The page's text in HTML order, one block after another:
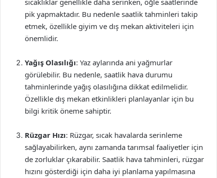
sıcaklıklar genellikle daha serinken, öğle saatlerinde
pik yapmaktadır. Bu nedenle saatlik tahminleri takip
etmek, özellikle giyim ve dış mekan aktiviteleri için
önemlidir.
Yağış Olasılığı: Yaz aylarında ani yağmurlar
görülebilir. Bu nedenle, saatlik hava durumu
tahminlerinde yağış olasılığına dikkat edilmelidir.
Özellikle dış mekan etkinlikleri planlayanlar için bu
bilgi kritik öneme sahiptir.
Rüzgar Hızı: Rüzgar, sıcak havalarda serinleme
sağlayabilirken, aynı zamanda tarımsal faaliyetler için
de zorluklar çıkarabilir. Saatlik hava tahminleri, rüzgar
hızını gösterdiği için daha iyi planlama yapılmasına